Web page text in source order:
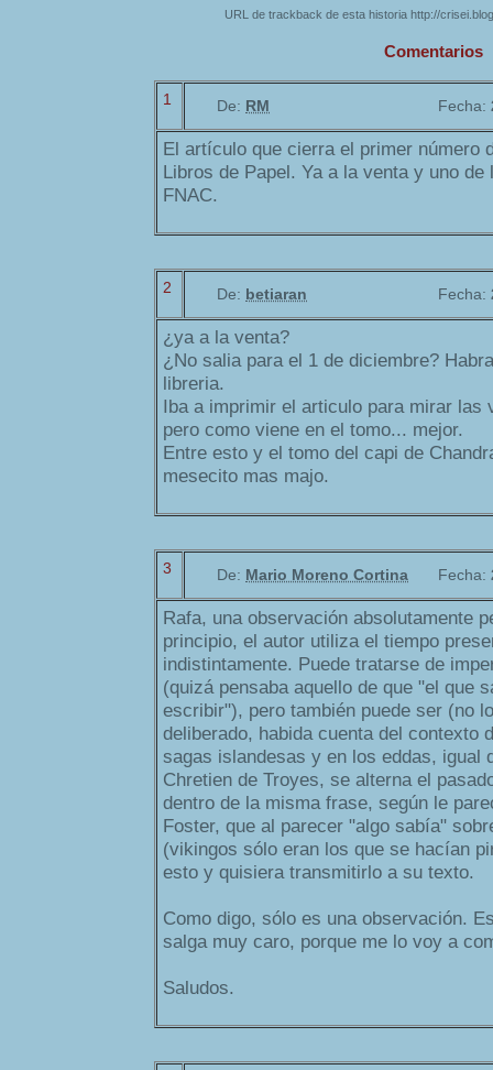
URL de trackback de esta historia http://
Comentarios
1 De: RM Fecha:
El artículo que cierra el primer número
Libros de Papel. Ya a la venta y uno
FNAC.
2 De: betiaran Fecha:
¿ya a la venta?
¿No salia para el 1 de diciembre?
libreria.
Iba a imprimir el articulo para mirar las
pero como viene en el tomo... mejor.
Entre esto y el tomo del capi de
mesecito mas majo.
3 De: Mario Moreno Cortina Fecha:
Rafa, una observación absolutamente
principio, el autor utiliza el tiempo
indistintamente. Puede tratarse de
(quizá pensaba aquello de que "el que
escribir"), pero también puede ser (no
deliberado, habida cuenta del contexto
sagas islandesas y en los eddas, igual
Chretien de Troyes, se alterna el
dentro de la misma frase, según le
Foster, que al parecer "algo sabía"
(vikingos sólo eran los que se hacían
esto y quisiera transmitirlo a su texto.
Como digo, sólo es una observación.
salga muy caro, porque me lo voy a
Saludos.